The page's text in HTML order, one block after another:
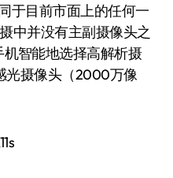
于目前市面上的任何一
中并没有主副摄像头之
智能地选择高解析摄
光摄像头（2000万像